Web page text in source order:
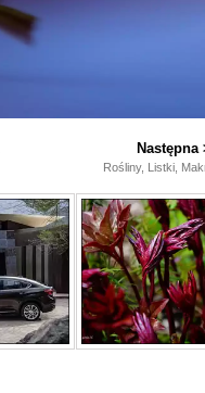
Następna
Rośliny, Listki,